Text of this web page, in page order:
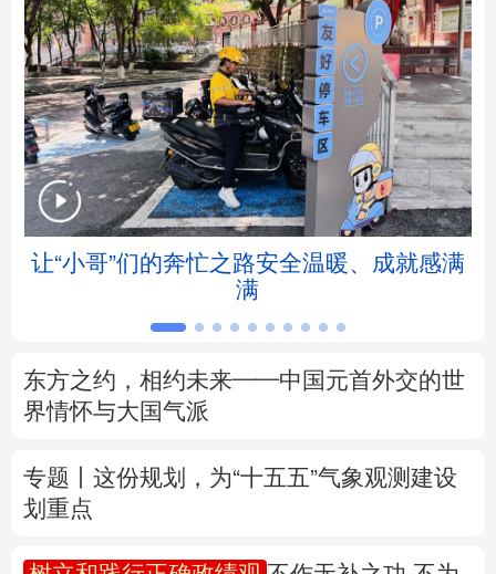
地方频道
北京 天津 河北 山西
辽宁 吉林 上海 江苏
浙江 安徽 福建 江西
四川 贵州
陕西 甘肃 青海 宁夏
新疆
让“小哥”们的奔忙之路安全温暖、成就感满
满
东方之约，相约未来——中国元首外交的世
界情怀与大国气派
专题丨 这份规划，为“十五五”气象观测建设
划重点